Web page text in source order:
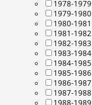
1978-1979
1979-1980
1980-1981
1981-1982
1982-1983
1983-1984
1984-1985
1985-1986
1986-1987
1987-1988
1988-1989